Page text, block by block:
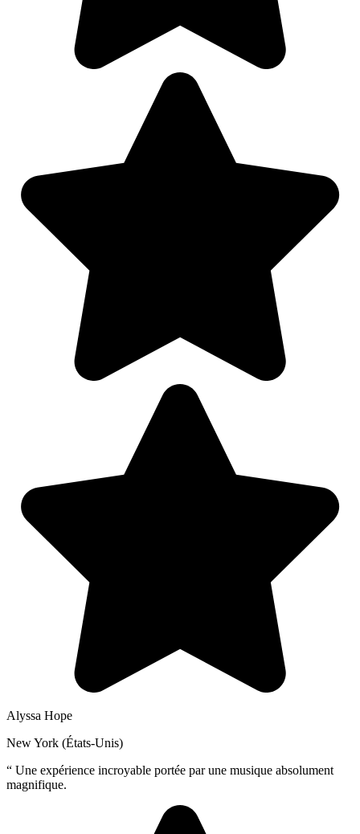
Alyssa Hope
New York (États-Unis)
“ Une expérience incroyable portée par une musique absolument
magnifique.